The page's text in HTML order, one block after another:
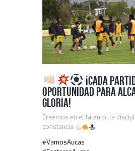
¡Cada
oportunidad para
gloria!
Creemos en el talento, la
constancia
#VamosAucas